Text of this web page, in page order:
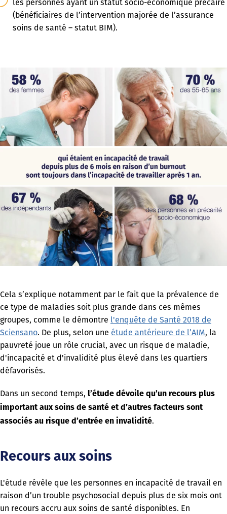
les personnes ayant un statut socio-économique précaire
(bénéficiaires de l’intervention majorée de l’assurance
soins de santé – statut BIM).
Cela s’explique notamment par le fait que la prévalence de
ce type de maladies soit plus grande dans ces mêmes
groupes, comme le démontre l'enquête de Santé 2018 de
Sciensano. De plus, selon une étude antérieure de l’AIM, la
pauvreté joue un rôle crucial, avec un risque de maladie,
d'incapacité et d'invalidité plus élevé dans les quartiers
défavorisés.
Dans un second temps, l’étude dévoile qu’un recours plus
important aux soins de santé et d’autres facteurs sont
associés au risque d’entrée en invalidité.
Recours aux soins
L'étude révèle que les personnes en incapacité de travail en
raison d’un trouble psychosocial depuis plus de six mois ont
un recours accru aux soins de santé disponibles. En